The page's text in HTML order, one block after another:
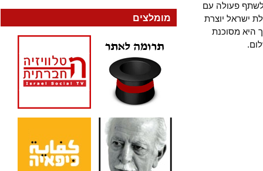
פעולה עם
יוצרת
מסוכנת
מומלצים